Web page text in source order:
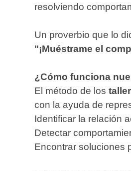
resolviendo
Un proverbio que lo
"¡Muéstrame el
¿Cómo funciona
El método de los
con la ayuda de
Identificar la relación
Detectar
Encontrar soluciones